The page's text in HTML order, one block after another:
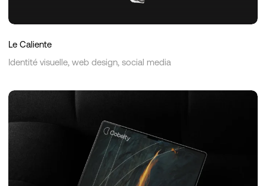
Le Caliente
Identité visuelle, web design, social media
Cobelty